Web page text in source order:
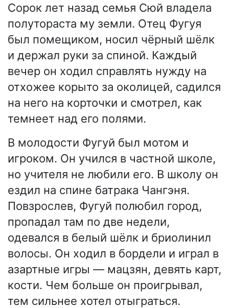
Сорок лет назад семья Сюй владела
полутораста му земли. Отец Фугуя
был помещиком, носил чёрный шёлк
и держал руки за спиной. Каждый
вечер он ходил справлять нужду на
отхожее корыто за околицей, садился
на него на корточки и смотрел, как
темнеет над его полями.
В молодости Фугуй был мотом и
игроком. Он учился в частной школе,
но учителя не любили его. В школу он
ездил на спине батрака Чангэня.
Повзрослев, Фугуй полюбил город,
пропадал там по две недели,
одевался в белый шёлк и бриолинил
волосы. Он ходил в бордели и играл в
азартные игры — мацзян, девять карт,
кости. Чем больше он проигрывал,
тем сильнее хотел отыграться.